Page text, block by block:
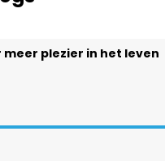
meer plezier in het leven